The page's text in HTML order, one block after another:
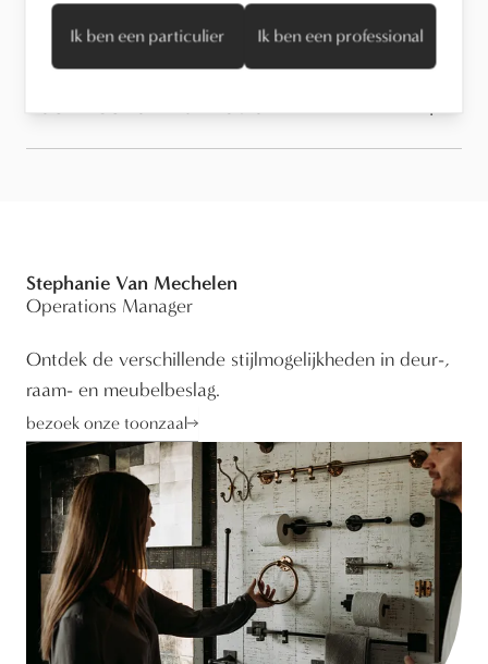
Onderhoud
Stephanie Van Mechelen
Operations Manager
Ontdek de verschillende stijlmogelijkheden in deur-,
raam- en meubelbeslag.
bezoek onze toonzaal
Ik ben een particulier Ik ben een professional